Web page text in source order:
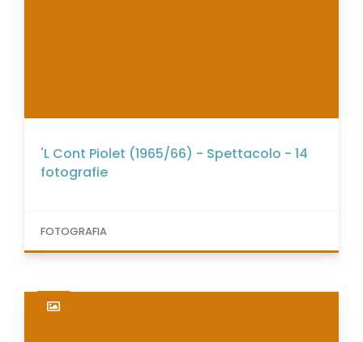
'L Cont Piolet (1965/66) - Spettacolo - 14
fotografie
FOTOGRAFIA